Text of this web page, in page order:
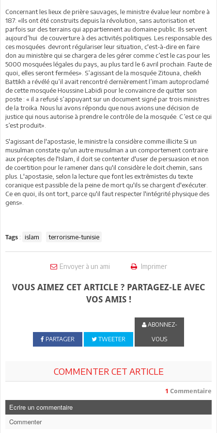
Concernant les lieux de prière sauvages, le ministre évalue leur nombre à
187: «Ils ont été construits depuis la révolution, sans autorisation et
parfois sur des terrains qui appartiennent au domaine public. Ils servent
aujourd’hui de couverture à des activités politiques. Les responsable des
ces mosquées devront régulariser leur situation, c'est-à-dire en faire
don au ministère qui se chargera de les gérer comme c’est le cas pour les
5000 mosquées légales du pays, au plus tard le 6 avril prochain. Faute de
quoi, elles seront fermées». S’agissant de la mosquée Zitouna, cheikh
Battikh a révélé qu’il avait rencontré dernièrement l’imam autoproclamé
de cette mosquée Houssine Labidi pour le convaincre de quitter son
poste : « il a refusé s’appuyant sur un document signé par trois ministres
de la troika. Nous lui avons répondu que nous avions une décision de
justice qui nous autorise à prendre le contrôle de la mosquée. C’est ce qui
s’est produit».
S'agissant de l'apostasie, le ministre la considère comme illicite.Si un
musulman constate qu'un autre musulman a un comportement contraire
aux préceptes de l'Islam, il doit se contenter d'user de persuasion et non
de coertition pour le ramener dans qu'il considère le doit chemin, sans
plus. L'apostasie, selon la lecture que font les extrêmistes du texte
coranique est passible de la peine de mort qu'ils se chargent d'exécuter.
Ce en quoi, ils ont tort, parce qu'il faut respecter l'intégrité physique des
gens».
Tags : islam terrorisme-tunisie
Envoyer à un ami Imprimer
VOUS AIMEZ CET ARTICLE ? PARTAGEZ-LE AVEC
VOS AMIS !
PARTAGER TWEETER
ABONNEZ-
VOUS
COMMENTER CET ARTICLE
1 Commentaire
Ecrire un commentaire
Commenter